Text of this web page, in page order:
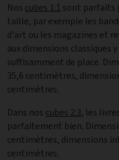
Nos cubes 1:1 sont parfaits
taille, par exemple les
d'art ou les magazines et
aux dimensions classiques
suffisamment de place.
35,6 centimètres,
centimètres.
Dans nos cubes 2:3, les
parfaitement bien.
centimètres, dimensions
centimètres.